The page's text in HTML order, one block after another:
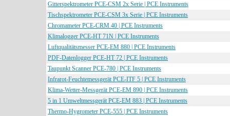
Gitterspektrometer PCE-CSM 2x Serie | PCE Instruments
Tischspektrometer PCE-CSM 3x Serie | PCE Instruments
Chromameter PCE-CRM 40 | PCE Instruments
Klimalogger PCE-HT 71N | PCE Instruments
Luftqualitätsmesser PCE-EM 880 | PCE Instruments
PDF-Datenlogger PCE-HT 72 | PCE Instruments
Taupunkt Scanner PCE-780 | PCE Instruments
Infrarot-Feuchtemessgerät PCE-ITF 5 | PCE Instruments
Klima-Wetter-Messgerät PCE-EM 890 | PCE Instruments
5 in 1 Umweltmessgerät PCE-EM 883 | PCE Instruments
Thermo-Hygrometer PCE-555 | PCE Instruments